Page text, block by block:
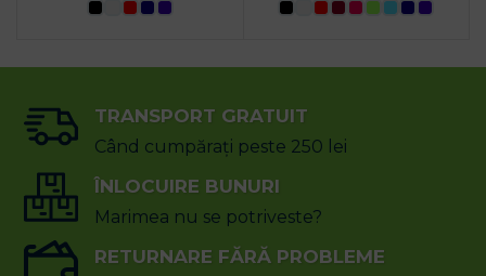
TRANSPORT GRATUIT
Când cumpărați peste 250 lei
ÎNLOCUIRE BUNURI
Marimea nu se potriveste?
RETURNARE FĂRĂ PROBLEME